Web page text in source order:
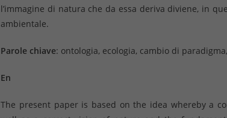
l’immagine di natura che da essa deriva diviene, in
ambientale.
Parole chiave: ontologia, ecologia, cambio di
En
The present paper is based on the idea whereby a